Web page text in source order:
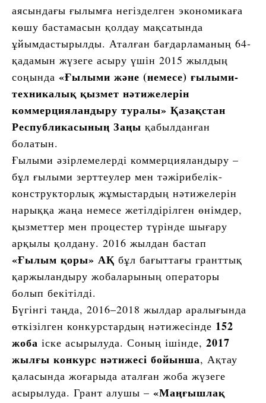
аясындағы ғылымға негізделген экономикаға
көшу бастамасын қолдау мақсатында
ұйымдастырылды. Аталған бағдарламаның 64-
қадамын жүзеге асыру үшін 2015 жылдың
соңында «Ғылыми және (немесе) ғылыми-
техникалық қызмет нәтижелерін
коммерцияландыру туралы» Қазақстан
Республикасының Заңы қабылданған
болатын.
Ғылыми әзірлемелерді коммерцияландыру –
бұл ғылыми зерттеулер мен тәжірибелік-
конструкторлық жұмыстардың нәтижелерін
нарыққа жаңа немесе жетілдірілген өнімдер,
қызметтер мен процестер түрінде шығару
арқылы қолдану. 2016 жылдан бастап
«Ғылым қоры» АҚ бұл бағыттағы гранттық
қаржыландыру жобаларының операторы
болып бекітілді.
Бүгінгі таңда, 2016–2018 жылдар аралығында
өткізілген конкурстардың нәтижесінде 152
жоба іске асырылуда. Соның ішінде, 2017
жылғы конкурс нәтижесі бойынша, Ақтау
қаласында жоғарыда аталған жоба жүзеге
асырылуда. Грант алушы – «Маңғышлақ